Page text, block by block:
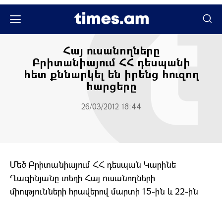
Հայ ուսանողները
Բրիտանիայում ՀՀ դեսպանի
հետ քննարկել են իրենց հուզող
հարցերը
26/03/2012 18:44
Մեծ Բրիտանիայում ՀՀ դեսպան Կարինե
Ղազինյանը տեղի Հայ ուսանողների
միությունների հրավերով մարտի 15-ին և 22-ին